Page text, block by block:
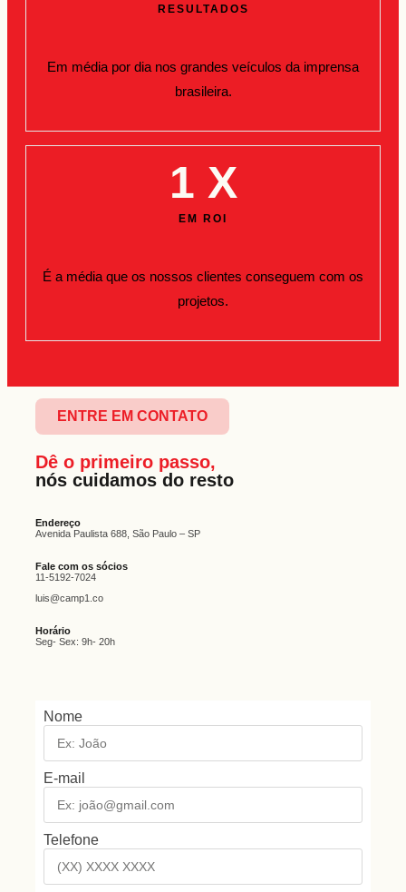
RESULTADOS
Em média por dia nos grandes veículos da imprensa
brasileira.
EM ROI
1 X
É a média que os nossos clientes conseguem com os
projetos.
ENTRE EM CONTATO
Dê o primeiro passo,
nós cuidamos do resto
Endereço
Avenida Paulista 688, São Paulo – SP
Fale com os sócios
11-5192-7024
luis@camp1.co
Horário
Seg- Sex: 9h- 20h
Nome
E-mail
Telefone